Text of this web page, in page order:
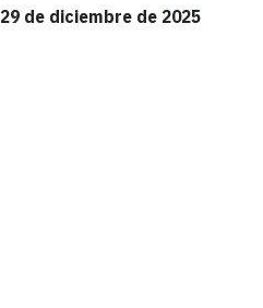
29 de diciembre de 2025